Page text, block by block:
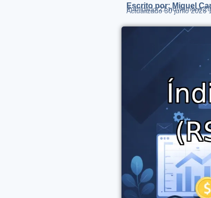
Escrito por: Miguel
Publicado 21 noviembre
Actualizado 30 junio 2026